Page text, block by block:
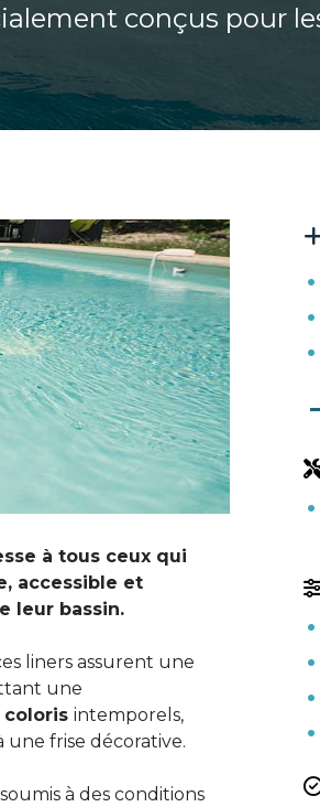
conçus pour
à tous ceux qui
accessible et
leur bassin.
liners assurent une
une
coloris intemporels,
une frise décorative.
à des conditions